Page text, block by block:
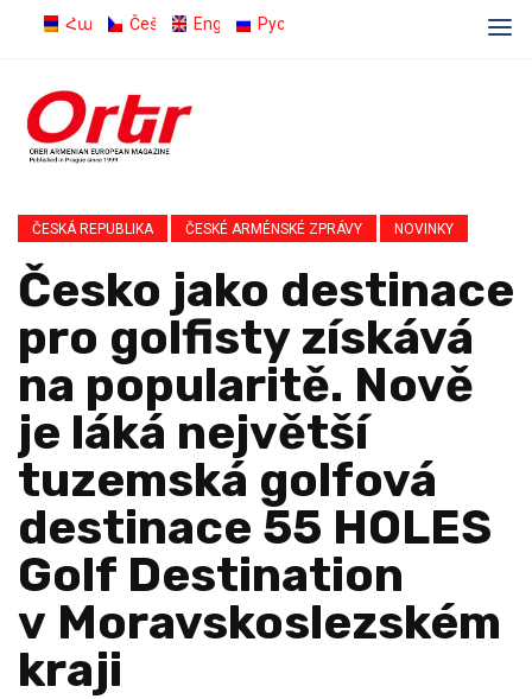
ՀայերենČeština English Русский
ČESKÁ REPUBLIKA ČESKÉ ARMÉNSKÉ ZPRÁVY NOVINKY
Česko jako destinace
pro golfisty získává
na popularitě. Nově
je láká největší
tuzemská golfová
destinace 55 HOLES
Golf Destination
v Moravskoslezském
kraji